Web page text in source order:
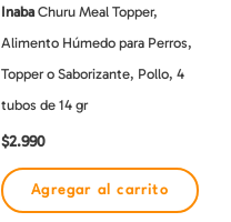
InabaChuru Meal Topper,
Alimento Húmedo para Perros,
Topper o Saborizante, Pollo, 4
tubos de 14 gr
$2.990
Agregar al carrito